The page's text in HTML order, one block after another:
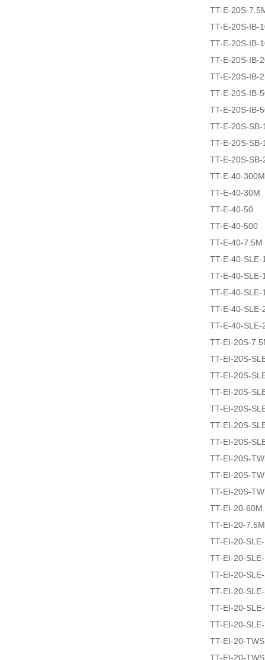
TT-E-20S-
TT-E-20S-IB-
TT-E-20S-IB-
TT-E-20S-IB-
TT-E-20S-IB-
TT-E-20S-IB-
TT-E-20S-IB-
TT-E-20S-SB-
TT-E-20S-SB-
TT-E-20S-SB-
TT-E-40-300M
TT-E-40-30M
TT-E-40-50
TT-E-40-500
TT-E-40-7.5M
TT-E-40-SLE-
TT-E-40-SLE-
TT-E-40-SLE-
TT-E-40-SLE-
TT-E-40-SLE-
TT-EI-20S-
TT-EI-20S-
TT-EI-20S-
TT-EI-20S-
TT-EI-20S-
TT-EI-20S-
TT-EI-20S-
TT-EI-20S-
TT-EI-20S-
TT-EI-20S-
TT-EI-20-60M
TT-EI-20-7.5M
TT-EI-20-
TT-EI-20-
TT-EI-20-
TT-EI-20-
TT-EI-20-
TT-EI-20-
TT-EI-20-
TT-EI-20-